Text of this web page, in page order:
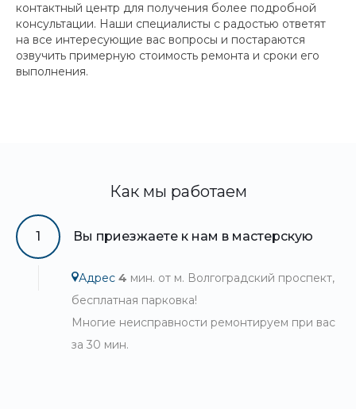
контактный центр для получения более подробной
консультации. Наши специалисты с радостью ответят
на все интересующие вас вопросы и постараются
озвучить примерную стоимость ремонта и сроки его
выполнения.
Как мы работаем
1 Вы приезжаете к нам в мастерскую
Адрес 4 мин. от м. Волгоградский проспект,
бесплатная парковка!
Многие неисправности ремонтируем при вас
за 30 мин.